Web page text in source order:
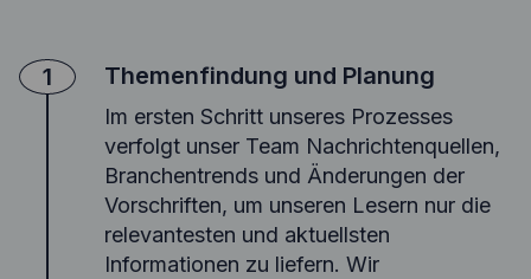
Themenfindung und Planung
Im ersten Schritt unseres Prozesses
verfolgt unser Team Nachrichtenquellen,
Branchentrends und Änderungen der
Vorschriften, um unseren Lesern nur die
relevantesten und aktuellsten
Informationen zu liefern. Wir
1